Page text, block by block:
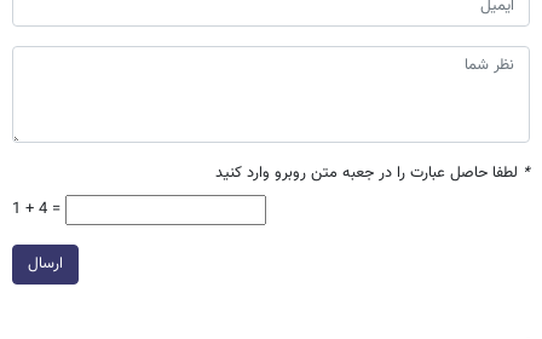
* لطفا حاصل عبارت را در جعبه متن روبرو وارد کنید
1 + 4 =
ارسال